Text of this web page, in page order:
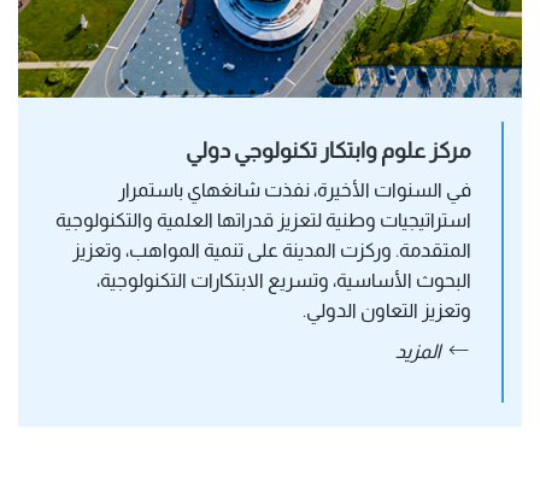
مركز علوم وابتكار تكنولوجي دولي
في السنوات الأخيرة، نفذت شانغهاي باستمرار
استراتيجيات وطنية لتعزيز قدراتها العلمية والتكنولوجية
المتقدمة. وركزت المدينة على تنمية المواهب، وتعزيز
البحوث الأساسية، وتسريع الابتكارات التكنولوجية،
وتعزيز التعاون الدولي.
المزيد